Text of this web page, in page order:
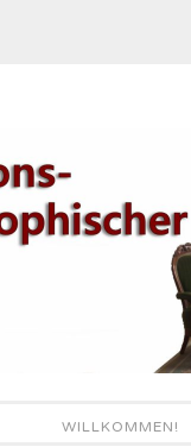
WILLKOMMEN!